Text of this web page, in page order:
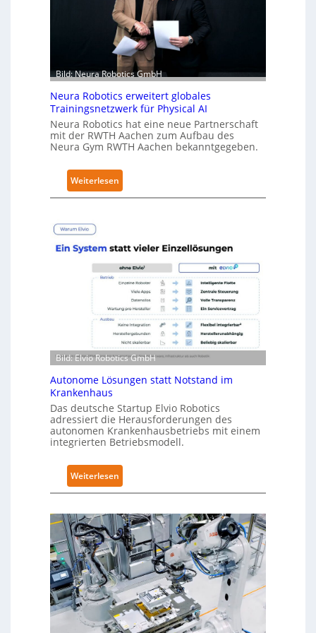
h
ä
l
t
S
e
c
u
r
i
t
y
-
v
l
-
-
Z
e
r
t
f
i
z
e
r
u
g
n
a
c
h
I
E
C
Bild: Neura Robotics GmbH
Neura Robotics erweitert globales
Trainingsnetzwerk für Physical AI
Neura Robotics hat eine neue Partnerschaft
mit der RWTH Aachen zum Aufbau des
Neura Gym RWTH Aachen bekanntgegeben.
Weiterlesen:
N
a
R
o
o
t
c
e
r
w
e
i
e
r
g
l
o
b
a
l
e
s
Bild: Elvio Robotics GmbH
Autonome Lösungen statt Notstand im
Krankenhaus
Das deutsche Startup Elvio Robotics
adressiert die Herausforderungen des
autonomen Krankenhausbetriebs mit einem
integrierten Betriebsmodell.
Weiterlesen:
A
t
o
n
o
m
e
L
ö